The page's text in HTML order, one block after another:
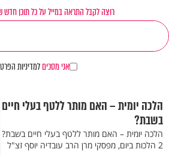
רוצה לקבל התראה במייל על כל תוכן חדש
אני מסכיםלמדיניות
הלכה יומית – האם מותר ללטף בעלי חיים
בשבת?
הלכה יומית – האם מותר ללטף בעלי חיים בשבת?
2 הלכות ביום, מפסקי מרן הרב עובדיה יוסף זצ"ל